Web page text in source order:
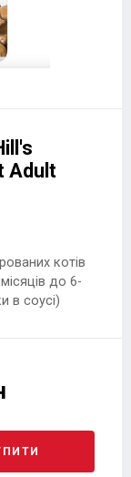
Adult
котів
до 6-
в соусі)